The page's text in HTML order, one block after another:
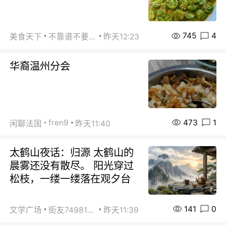
美食天下 不靠谱不要联系 昨天12:23 745 4
华裔温州分会
闲聊法国 fren9 昨天11:40 473 1
太鹤山夜话：归源 太鹤山的
晨雾还没有散尽。 阳光穿过
松枝，一缕一缕落在观夕台
文学广场 街友74981146 昨天11:39 141 0